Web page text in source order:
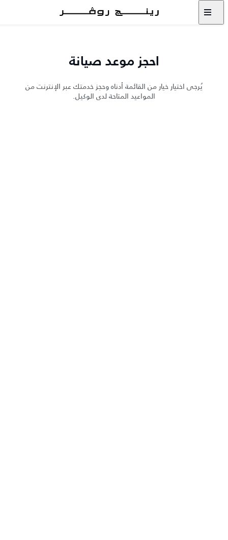
احجز موعد صيانة‎
يُرجى اختيار خيار من القائمة أدناه وحجز خدمتك عبر الإنترنت من
المواعيد المتاحة لدى الوكيل.